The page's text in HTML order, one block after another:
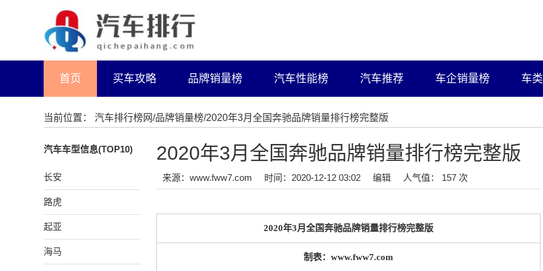
首页 买车攻略 品牌销量榜 汽车性能榜 汽车推荐 车企销量榜 车
当前位置： 汽车排行榜网/品牌销量榜/2020年3月全国奔驰品牌销量排行榜完整版
汽车车型信息(TOP10)
长安
路虎
起亚
海马
2020年3月全国奔驰品牌销量排行榜完整版
来源：www.fww7.com 时间：2020-12-12 03:02 编辑 人气值： 157 次
2020年3月全国奔驰品牌销量排行榜完整版
制表：www.fww7.com